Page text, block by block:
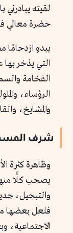
لقيته
حضرة معالي
يبدو ازدحامًا
التي يذخر بها
الفخامة
الرؤساء،
والمشايخ،
شرف
وظاهرة كثرة
يصحب كلًّا
والتبجيل،
فلعل بعضها
الاجتماعية،